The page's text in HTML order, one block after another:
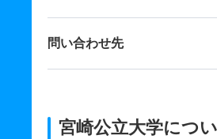
問い合わせ先
宮崎公立大学につ